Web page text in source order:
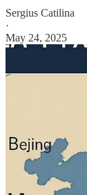
Sergius Catilina
·
May 24, 2025